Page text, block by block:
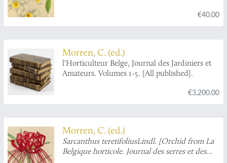
€40.00
Morren, C. (ed.)
l'Horticulteur Belge, Journal des Jardiniers et
Amateurs. Volumes 1-5. [All published].
€3,200.00
Morren, C. (ed.)
Sarcanthus teretifoliusLindl. [Orchid from La
Belgique horticole. Journal des serres et des